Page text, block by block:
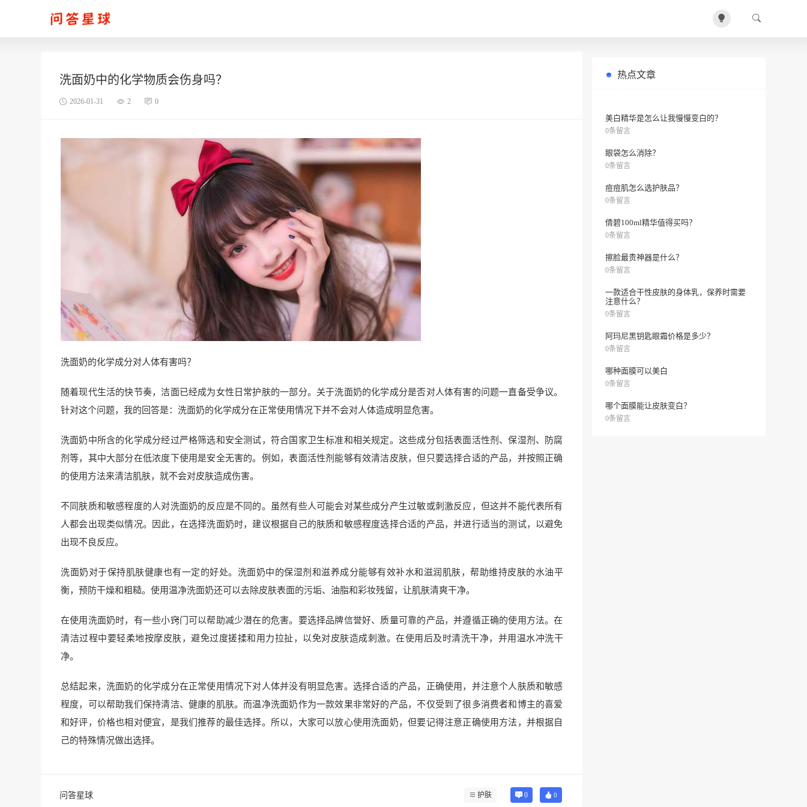
洗面奶中的化学物质会伤身吗？
2026-01-31 2 0
洗面奶的化学成分对人体有害吗？
随着现代生活的快节奏，洁面已经成为女性日常护肤的一部分。关于洗面奶的化学成分是否对人体有害的问题一直备受争议。
针对这个问题，我的回答是：洗面奶的化学成分在正常使用情况下并不会对人体造成明显危害。
洗面奶中所含的化学成分经过严格筛选和安全测试，符合国家卫生标准和相关规定。这些成分包括表面活性剂、保湿剂、防腐
剂等，其中大部分在低浓度下使用是安全无害的。例如，表面活性剂能够有效清洁皮肤，但只要选择合适的产品，并按照正确
的使用方法来清洁肌肤，就不会对皮肤造成伤害。
不同肤质和敏感程度的人对洗面奶的反应是不同的。虽然有些人可能会对某些成分产生过敏或刺激反应，但这并不能代表所有
人都会出现类似情况。因此，在选择洗面奶时，建议根据自己的肤质和敏感程度选择合适的产品，并进行适当的测试，以避免
出现不良反应。
洗面奶对于保持肌肤健康也有一定的好处。洗面奶中的保湿剂和滋养成分能够有效补水和滋润肌肤，帮助维持皮肤的水油平
衡，预防干燥和粗糙。使用温净洗面奶还可以去除皮肤表面的污垢、油脂和彩妆残留，让肌肤清爽干净。
在使用洗面奶时，有一些小窍门可以帮助减少潜在的危害。要选择品牌信誉好、质量可靠的产品，并遵循正确的使用方法。在
清洁过程中要轻柔地按摩皮肤，避免过度搓揉和用力拉扯，以免对皮肤造成刺激。在使用后及时清洗干净，并用温水冲洗干
净。
总结起来，洗面奶的化学成分在正常使用情况下对人体并没有明显危害。选择合适的产品，正确使用，并注意个人肤质和敏感
程度，可以帮助我们保持清洁、健康的肌肤。而温净洗面奶作为一款效果非常好的产品，不仅受到了很多消费者和博主的喜爱
和好评，价格也相对便宜，是我们推荐的最佳选择。所以，大家可以放心使用洗面奶，但要记得注意正确使用方法，并根据自
己的特殊情况做出选择。
问答星球 护肤 0 0
热点文章
美白精华是怎么让我慢慢变白的？
0条留言
眼袋怎么消除？
0条留言
痘痘肌怎么选护肤品？
0条留言
倩碧100ml精华值得买吗？
0条留言
擦脸最贵神器是什么？
0条留言
一款适合干性皮肤的身体乳，保养时需要
注意什么？
0条留言
阿玛尼黑钥匙眼霜价格是多少？
0条留言
哪种面膜可以美白
0条留言
哪个面膜能让皮肤变白？
0条留言